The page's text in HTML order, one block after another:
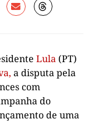
Lula (PT)
a disputa pela
com
do
de uma